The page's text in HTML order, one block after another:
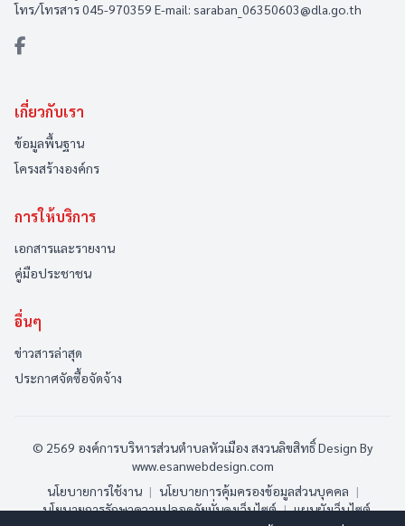
โทร/โทรสาร 045-970359 E-mail: saraban_06350603@dla.go.th
เกี่ยวกับเรา
ข้อมูลพื้นฐาน
โครงสร้างองค์กร
การให้บริการ
เอกสารและรายงาน
คู่มือประชาชน
อื่นๆ
ข่าวสารล่าสุด
ประกาศจัดซื้อจัดจ้าง
© 2569 องค์การบริหารส่วนตำบลหัวเมือง สงวนลิขสิทธิ์Design By
www.esanwebdesign.com
นโยบายการใช้งาน | นโยบายการคุ้มครองข้อมูลส่วนบุคคล |
นโยบายการรักษาความปลอดภัยมั่นคงเว็บไซต์ | แผนผังเว็บไซต์